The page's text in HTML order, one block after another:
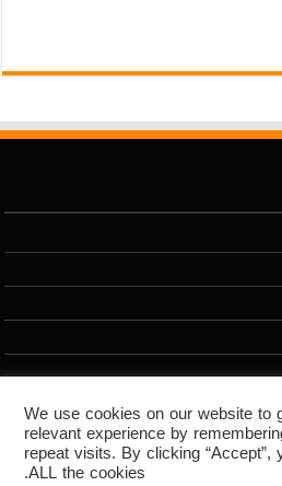
محمد السيد
We use cookies on our website to
relevant experience by
repeat visits. By clicking
ALL the cookies.